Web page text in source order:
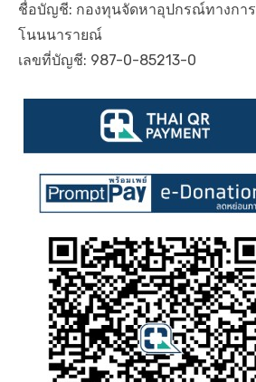
ชื่อบัญชี: กองทุนจัดหาอุปกรณ์ทางกา
โนนนารายณ์
เลขที่บัญชี: 987-0-85213-0